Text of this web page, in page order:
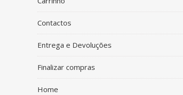
Contactos
Entrega e Devoluções
Finalizar compras
Home